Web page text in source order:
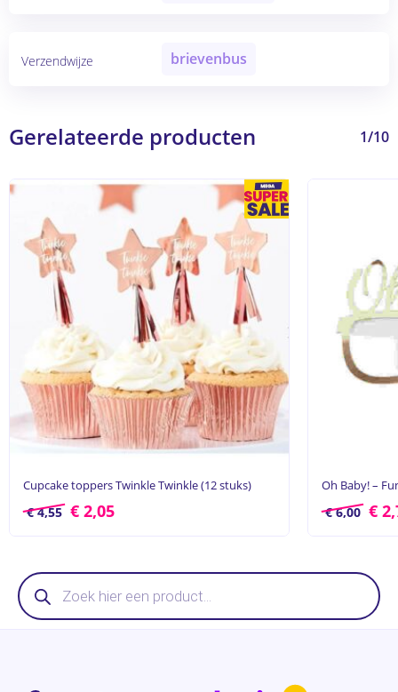
Verzendwijze brievenbus
Gerelateerde producten 1/10
Cupcake toppers Twinkle Twinkle (12 stuks)
€4,55 € 2,05
Oh Baby! –
€6,00 €
Producten
zoeken